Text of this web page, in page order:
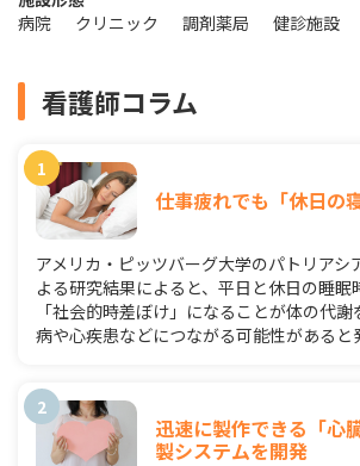
病院
クリニック 調剤薬局 健診施設
看護師コラム
仕事疲れでも「休日の
アメリカ・ピッツバーグ大学のパトリアシ
よる研究結果によると、平日と休日の睡眠
「社会的時差ぼけ」になることが体の代
病や心疾患などにつながる可能性があると
迅速に製作できる「心
製システムを開発